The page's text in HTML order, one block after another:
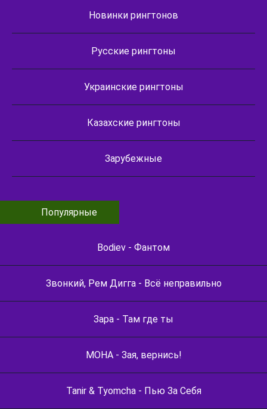
Новинки рингтонов
Русские рингтоны
Украинские рингтоны
Казахские рингтоны
Зарубежные
Популярные
Bodiev - Фантом
Звонкий, Рем Дигга - Всё неправильно
Зара - Там где ты
МОНА - Зая, вернись!
Tanir & Tyomcha - Пью За Себя